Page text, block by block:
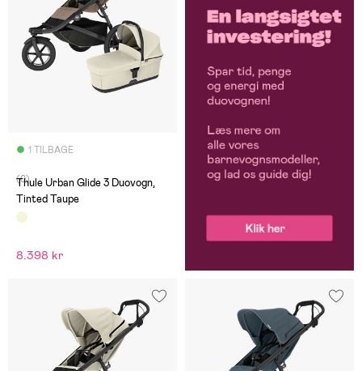
1 TILBAGE
(0)
Thule Urban Glide 3 Duovogn,
Tinted Taupe
8.398 kr